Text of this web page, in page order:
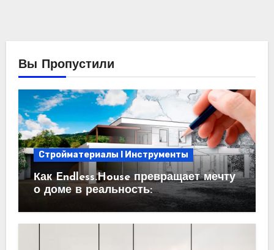
Вы Пропустили
Стройматериалы l Инструменты
Как Endless.House превращает мечту
о доме в реальность:
проектирование под ключ